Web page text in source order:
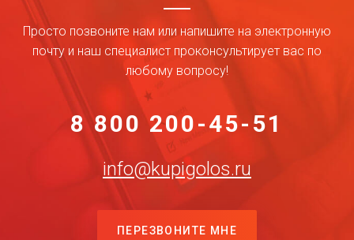
Просто позвоните нам или напишите на электронную
почту и наш специалист проконсультирует вас по
любому вопросу!
8 800 200-45-51
info@kupigolos.ru
ПЕРЕЗВОНИТЕ МНЕ